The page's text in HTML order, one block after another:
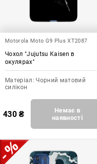
Motorola Moto G9 Plus XT2087
Чохол "Jujutsu Kaisen в
окулярах"
Матеріал: Чорний матовий
силікон
430₴
Немає в
наявності